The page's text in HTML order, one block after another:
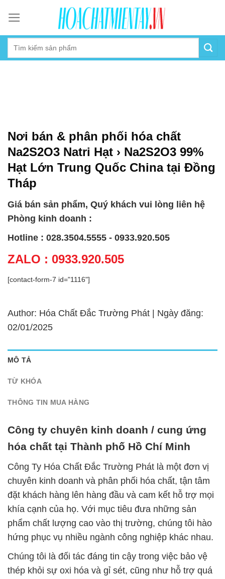
content
Nơi bán & phân phối hóa chất
Na2S2O3 Natri Hạt › Na2S2O3 99%
Hạt Lớn Trung Quốc China tại Đồng
Tháp
Giá bán sản phẩm, Quý khách vui lòng liên hệ
Phòng kinh doanh :
Hotline : 028.3504.5555 - 0933.920.505
ZALO : 0933.920.505
[contact-form-7 id="1116"]
Author: Hóa Chất Đắc Trường Phát | Ngày đăng:
02/01/2025
MÔ TẢ
TỪ KHÓA
THÔNG TIN MUA HÀNG
Công ty chuyên kinh doanh / cung ứng
hóa chất tại Thành phố Hồ Chí Minh
Công Ty Hóa Chất Đắc Trường Phát là một đơn vị
chuyên kinh doanh và phân phối hóa chất, tận tâm
đặt khách hàng lên hàng đầu và cam kết hỗ trợ mọi
khía cạnh của họ. Với mục tiêu đưa những sản
phẩm chất lượng cao vào thị trường, chúng tôi hào
hứng phục vụ nhiều ngành công nghiệp khác nhau.
Chúng tôi là đối tác đáng tin cậy trong việc bảo vệ
thép khỏi sự oxi hóa và gỉ sét, cũng như hỗ trợ quá